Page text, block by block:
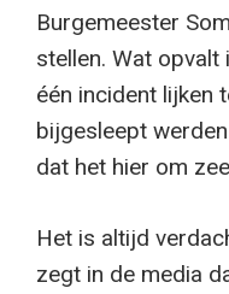
Burgemeester
stellen. Wat
één incident lijken
bijgesleept
dat het hier om
Het is altijd
zegt in de media